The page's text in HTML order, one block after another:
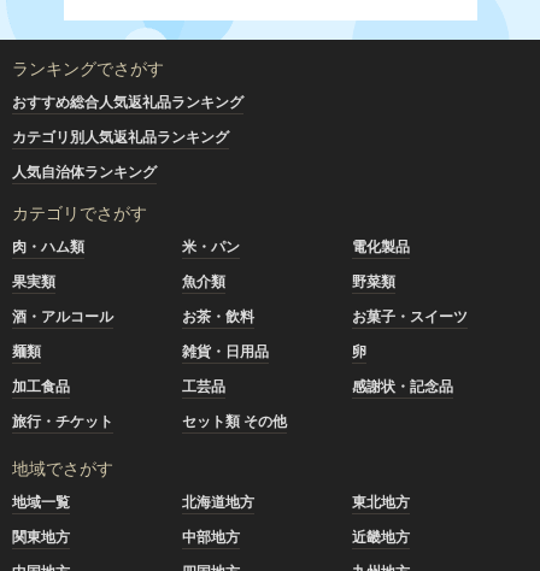
ランキングでさがす
おすすめ総合人気返礼品ランキング
カテゴリ別人気返礼品ランキング
人気自治体ランキング
カテゴリでさがす
肉・ハム類 米・パン
電化製品
果実類
魚介類
野菜類
酒・アルコール
お茶・飲料
お菓子・スイーツ
麺類
雑貨・日用品
卵
加工食品
工芸品
感謝状・記念品
旅行・チケット
セット類 その他
地域でさがす
地域一覧 北海道地方
東北地方
関東地方
中部地方
近畿地方